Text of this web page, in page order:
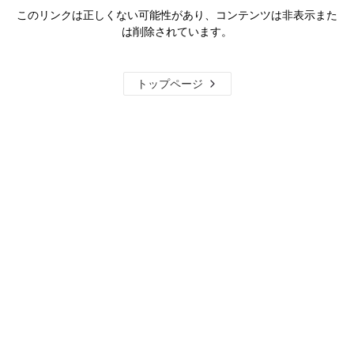
このリンクは正しくない可能性があり、コンテンツは非表示また
は削除されています。
トップページ